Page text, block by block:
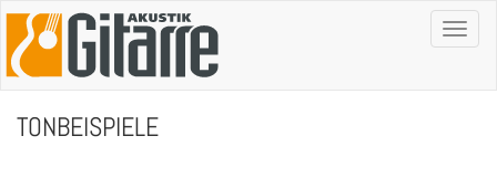
Toggle
TONBEISPIELE